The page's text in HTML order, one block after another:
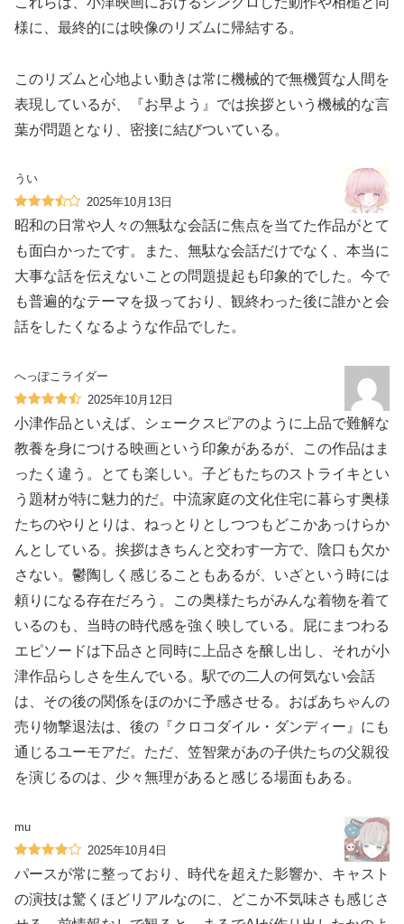
様に、最終的には映像のリズムに帰結する。
このリズムと心地よい動きは常に機械的で無機質な人間を
表現しているが、『お早よう』では挨拶という機械的な言
葉が問題となり、密接に結びついている。
うい
2025年10月13日
昭和の日常や人々の無駄な会話に焦点を当てた作品がとて
も面白かったです。また、無駄な会話だけでなく、本当に
大事な話を伝えないことの問題提起も印象的でした。今で
も普遍的なテーマを扱っており、観終わった後に誰かと会
話をしたくなるような作品でした。
へっぽこライダー
2025年10月12日
小津作品といえば、シェークスピアのように上品で難解な
教養を身につける映画という印象があるが、この作品はま
ったく違う。とても楽しい。子どもたちのストライキとい
う題材が特に魅力的だ。中流家庭の文化住宅に暮らす奥様
たちのやりとりは、ねっとりとしつつもどこかあっけらか
んとしている。挨拶はきちんと交わす一方で、陰口も欠か
さない。鬱陶しく感じることもあるが、いざという時には
頼りになる存在だろう。この奥様たちがみんな着物を着て
いるのも、当時の時代感を強く映している。屁にまつわる
エピソードは下品さと同時に上品さを醸し出し、それが小
津作品らしさを生んでいる。駅での二人の何気ない会話
は、その後の関係をほのかに予感させる。おばあちゃんの
売り物撃退法は、後の『クロコダイル・ダンディー』にも
通じるユーモアだ。ただ、笠智衆があの子供たちの父親役
を演じるのは、少々無理があると感じる場面もある。
mu
2025年10月4日
パースが常に整っており、時代を超えた影響か、キャスト
の演技は驚くほどリアルなのに、どこか不気味さも感じさ